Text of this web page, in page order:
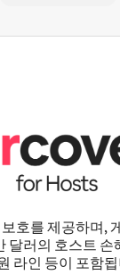
호를 제공하며,
달러의 호스트
라인 등이 포함